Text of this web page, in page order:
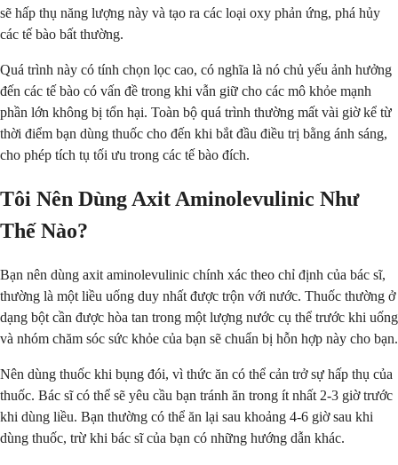
sẽ hấp thụ năng lượng này và tạo ra các loại oxy phản ứng, phá hủy
các tế bào bất thường.
Quá trình này có tính chọn lọc cao, có nghĩa là nó chủ yếu ảnh hưởng
đến các tế bào có vấn đề trong khi vẫn giữ cho các mô khỏe mạnh
phần lớn không bị tổn hại. Toàn bộ quá trình thường mất vài giờ kể từ
thời điểm bạn dùng thuốc cho đến khi bắt đầu điều trị bằng ánh sáng,
cho phép tích tụ tối ưu trong các tế bào đích.
Tôi Nên Dùng Axit Aminolevulinic Như
Thế Nào?
Bạn nên dùng axit aminolevulinic chính xác theo chỉ định của bác sĩ,
thường là một liều uống duy nhất được trộn với nước. Thuốc thường ở
dạng bột cần được hòa tan trong một lượng nước cụ thể trước khi uống
và nhóm chăm sóc sức khỏe của bạn sẽ chuẩn bị hỗn hợp này cho bạn.
Nên dùng thuốc khi bụng đói, vì thức ăn có thể cản trở sự hấp thụ của
thuốc. Bác sĩ có thể sẽ yêu cầu bạn tránh ăn trong ít nhất 2-3 giờ trước
khi dùng liều. Bạn thường có thể ăn lại sau khoảng 4-6 giờ sau khi
dùng thuốc, trừ khi bác sĩ của bạn có những hướng dẫn khác.